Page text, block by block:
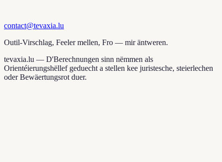
contact@tevaxia.lu
Outil-Virschlag, Feeler mellen, Fro — mir äntweren.
tevaxia.lu — D'Berechnungen sinn nëmmen als
Orientéierungshëllef geduecht a stellen kee juristesche, steierlechen
oder Bewäertungsrot duer.